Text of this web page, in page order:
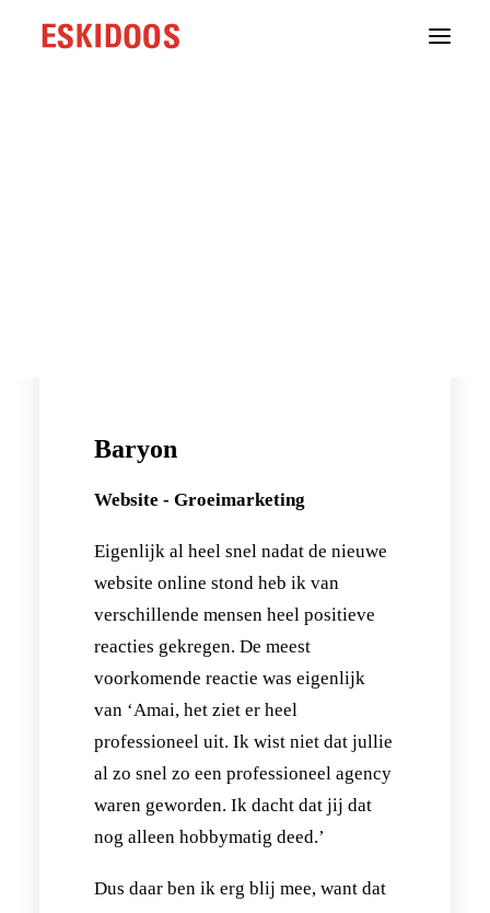
Baryon
Website - Groeimarketing
Eigenlijk al heel snel nadat de nieuwe
website online stond heb ik van
verschillende mensen heel positieve
reacties gekregen. De meest
voorkomende reactie was eigenlijk
van ‘Amai, het ziet er heel
professioneel uit. Ik wist niet dat jullie
al zo snel zo een professioneel agency
waren geworden. Ik dacht dat jij dat
nog alleen hobbymatig deed.’
Dus daar ben ik erg blij mee, want dat